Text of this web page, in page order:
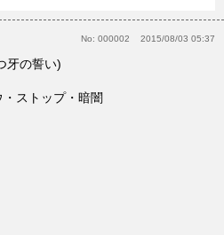
No: 000002 2015/08/03 05:37
牙の誓い)
ストップ・暗闇